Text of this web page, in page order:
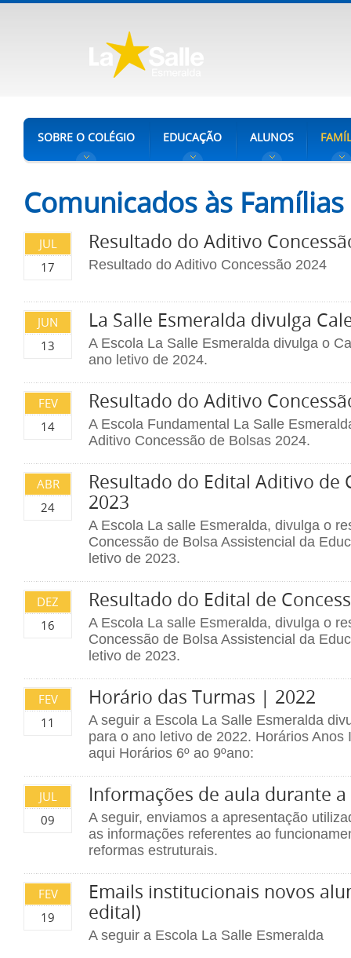
SOBRE O COLÉGIO EDUCAÇÃO ALUNOS
Comunicados às Famílias
JUL
17
Resultado do Aditivo
Resultado do Aditivo Concessão 2024
JUN
13
La Salle Esmeralda divulga
A Escola La Salle Esmeralda divulga o
ano letivo de 2024.
FEV
14
Resultado do Aditivo
A Escola Fundamental La Salle
Aditivo Concessão de Bolsas 2024.
ABR
24
Resultado do Edital Aditivo de
2023
A Escola La salle Esmeralda, divulga o
Concessão de Bolsa Assistencial da
letivo de 2023.
DEZ
16
Resultado do Edital de
A Escola La salle Esmeralda, divulga o
Concessão de Bolsa Assistencial da
letivo de 2023.
FEV
11
Horário das Turmas | 2022
A seguir a Escola La Salle Esmeralda
para o ano letivo de 2022. Horários Anos
aqui Horários 6º ao 9ºano:
JUL
09
Informações de aula durante
A seguir, enviamos a apresentação
as informações referentes ao
reformas estruturais.
FEV
19
Emails institucionais novos
edital)
A seguir a Escola La Salle Esmeralda